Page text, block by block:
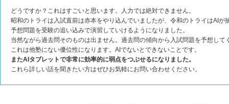
どうですか？これはすごいと思います。人力では絶対できません。
昭和のトライは入試直前は赤本をやり込んでいましたが、令和のトライはAIが
予想問題を受験の追い込みで演習していけるようになりました。
当然ながら過去問そのものは出ません。過去問の傾向から入試問題を予想して
これは他塾にない優位性になります。AIでないとできないことです。
またAIタブレットで非常に効率的に弱点をつぶせるになりました。
これら詳しい話を聞きたい方はぜひお気軽にお問い合わせください。